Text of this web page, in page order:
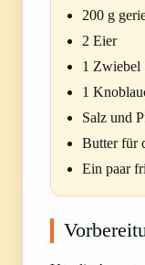
200 g
2 Eier
1 Zwiebel
1
Salz und
Butter für
Ein paar